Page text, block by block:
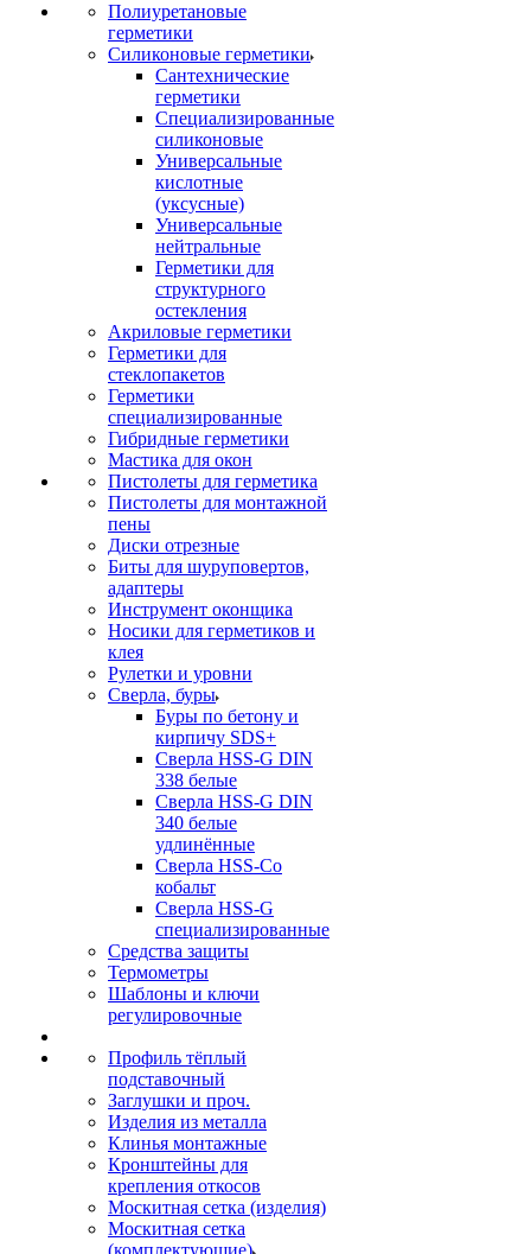
Полиуретановые
герметики
Силиконовые герметики
Сантехнические
герметики
Специализированные
силиконовые
Универсальные
кислотные
(уксусные)
Универсальные
нейтральные
Герметики для
структурного
остекления
Акриловые герметики
Герметики для
стеклопакетов
Герметики
специализированные
Гибридные герметики
Мастика для окон
Пистолеты для герметика
Пистолеты для монтажной
пены
Диски отрезные
Биты для шуруповертов,
адаптеры
Инструмент оконщика
Носики для герметиков и
клея
Рулетки и уровни
Сверла, буры
Буры по бетону и
кирпичу SDS+
Сверла HSS-G DIN
338 белые
Сверла HSS-G DIN
340 белые
удлинённые
Сверла HSS-Co
кобальт
Сверла HSS-G
специализированные
Средства защиты
Термометры
Шаблоны и ключи
регулировочные
Профиль тёплый
подставочный
Заглушки и проч.
Изделия из металла
Клинья монтажные
Кронштейны для
крепления откосов
Москитная сетка (изделия)
Москитная сетка
(комплектующие)